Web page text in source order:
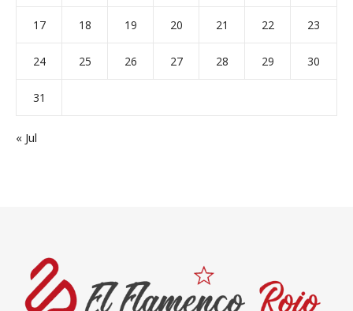
17 18 19 20 21 22 23
24 25 26 27 28 29 30
31
« Jul